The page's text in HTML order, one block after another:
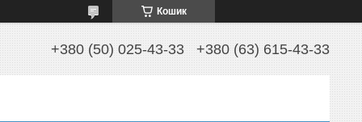
Кошик
+380 (50) 025-43-33 +380 (63) 615-43-33